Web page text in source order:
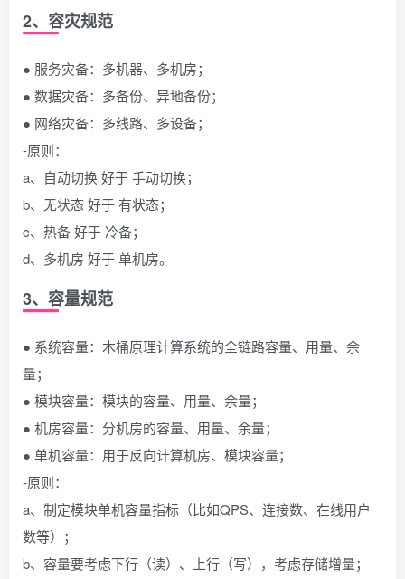
2、容灾规范
● 服务灾备：多机器、多机房；
● 数据灾备：多备份、异地备份；
● 网络灾备：多线路、多设备；
-原则：
a、自动切换 好于 手动切换；
b、无状态 好于 有状态；
c、热备 好于 冷备；
d、多机房 好于 单机房。
3、容量规范
● 系统容量：木桶原理计算系统的全链路容量、用量、余
量；
● 模块容量：模块的容量、用量、余量；
● 机房容量：分机房的容量、用量、余量；
● 单机容量：用于反向计算机房、模块容量；
-原则：
a、制定模块单机容量指标（比如QPS、连接数、在线用户
数等）；
b、容量要考虑下行（读）、上行（写），考虑存储增量；